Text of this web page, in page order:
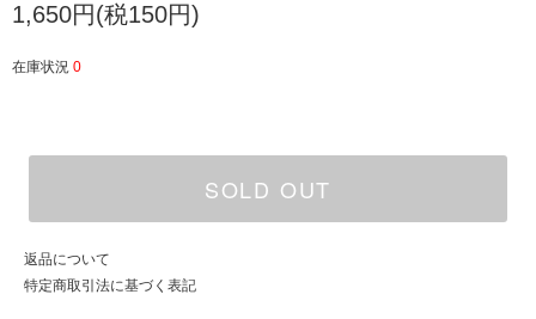
1,650円(税150円)
在庫状況 0
SOLD OUT
返品について
特定商取引法に基づく表記